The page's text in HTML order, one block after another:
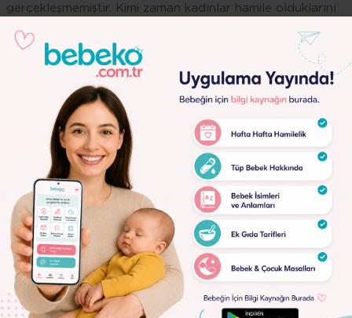
Lorem
Ipsum
Dolor
Lorem
Ipsum
Dolor
gerçekleşmemiştir. Kimi zaman kadınlar hamile olduklarını
Bu da akılların karışmasına neden olur. Kadınlar genellikle
hamile olduklarını âdet gecikmesi yaşadıklarında gebelik
testi yaparak öğrenirler. Bu süreçte de 2, 3 ya da 4
hamile oldukları döneme denk gelir. Bunun nedeni ise
gebelik hesaplamasının bu yöntemle yapılıyor olmasıdır.
Âdet düzensizliği olan kadınlar için gebelik hesaplaması
daha kompleks bir boyut kazanabilir. Bu durum son âdet
tarihini hatırlamayanlar için de geçerlidir. Ancak kaç
hamile olunduğu, yapılan testlerle de anlaşılabilir. Halk
arasında hamilelik hormonu olarak bilinen beta hCG
seviyesi, kadınların kaç haftalık hamile olduklarına dair
önemli bir veridir. Âdet düzensizliği yaşayan ya da son âdet
dönemini hatırlamayan kadınlar kandaki hCG hormon
seviyesi yardımı ile doktorlarından kaç haftalık hamile
olduklarını öğrenebilir.